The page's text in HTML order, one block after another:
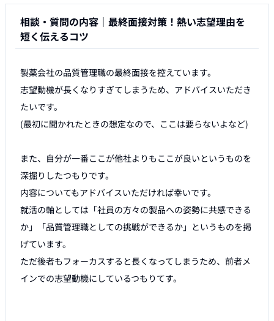
相談・質問の内容｜ 最終面接対策！熱い志望理由を
短く伝えるコツ
製薬会社の品質管理職の最終面接を控えています。
志望動機が長くなりすぎてしまうため、アドバイスいただき
たいです。
(最初に聞かれたときの想定なので、ここは要らないよなど)
また、自分が一番ここが他社よりもここが良いというものを
深掘りしたつもりです。
内容についてもアドバイスいただければ幸いです。
就活の軸としては「社員の方々の製品への姿勢に共感できる
か」「品質管理職としての挑戦ができるか」というものを掲
げています。
ただ後者もフォーカスすると長くなってしまうため、前者メ
インでの志望動機にしているつもりてす。